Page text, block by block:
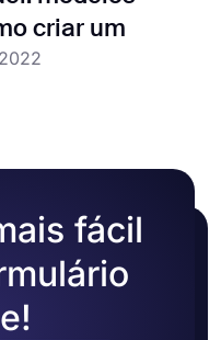
criar um
fácil